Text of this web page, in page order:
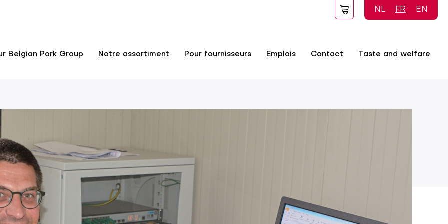
NL FR EN
Belgian Pork Group Notre assortiment Pour fournisseurs Emplois Contact Taste and welfare